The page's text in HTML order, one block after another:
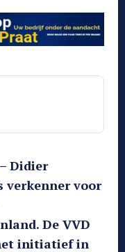
Didier
verkenner voor
De VVD
initiatief in